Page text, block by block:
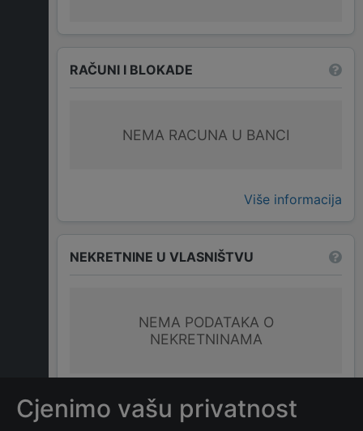
RAČUNI I BLOKADE
NEMA RACUNA U BANCI
Više informacija
NEKRETNINE U VLASNIŠTVU
NEMA PODATAKA O
NEKRETNINAMA
ČESTO POSTAVLJANA PITANJA
Cjenimo vašu privatnost